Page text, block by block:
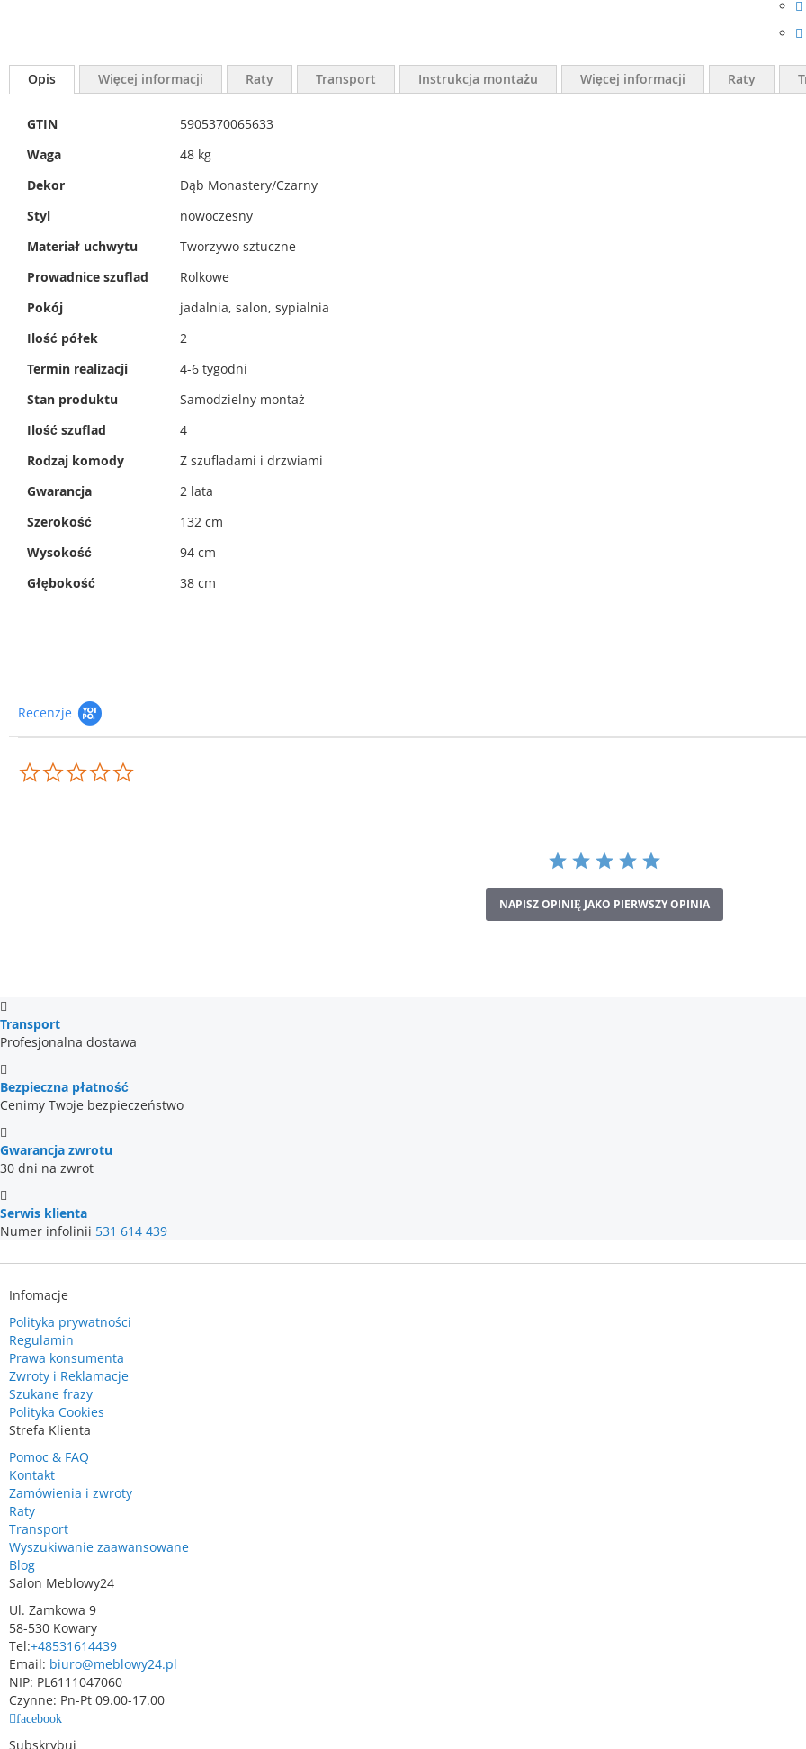
Opis Więcej informacji Raty Transport Instrukcja montażu Więcej informacji
Więcej
GTIN
5905370065633
Waga
48 kg
Dekor
Dąb Monastery/Czarny
Styl
nowoczesny
Materiał uchwytu
Tworzywo sztuczne
Prowadnice szuflad
Rolkowe
Pokój
jadalnia, salon, sypialnia
Ilość półek
2
Termin realizacji
4-6 tygodni
Stan produktu
Samodzielny montaż
Ilość szuflad
4
Rodzaj komody
Z szufladami i drzwiami
Gwarancja
2 lata
Szerokość
132 cm
Wysokość
94 cm
Głębokość
38 cm
Raty
Recenzje
NAPISZ OPINIĘ JAKO PIERWSZY OPINIA
Transport
Profesjonalna dostawa
Bezpieczna płatność
Cenimy Twoje bezpieczeństwo
Gwarancja zwrotu
30 dni na zwrot
Serwis klienta
Numer infolinii 531 614 439
Infomacje
Polityka prywatności
Regulamin
Prawa konsumenta
Zwroty i Reklamacje
Szukane frazy
Polityka Cookies
Strefa Klienta
Pomoc & FAQ
Kontakt
Zamówienia i zwroty
Raty
Transport
Wyszukiwanie zaawansowane
Blog
Salon Meblowy24
Ul. Zamkowa 9
58-530 Kowary
Tel:+48531614439
Email: biuro@meblowy24.pl
NIP: PL6111047060
Czynne: Pn-Pt 09.00-17.00
facebook
Subskrybuj